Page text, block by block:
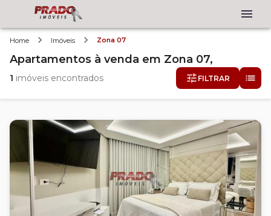
Home Imóveis Zona 07
Apartamentos à venda em Zona 07,
1 imóveis encontrados FILTRAR